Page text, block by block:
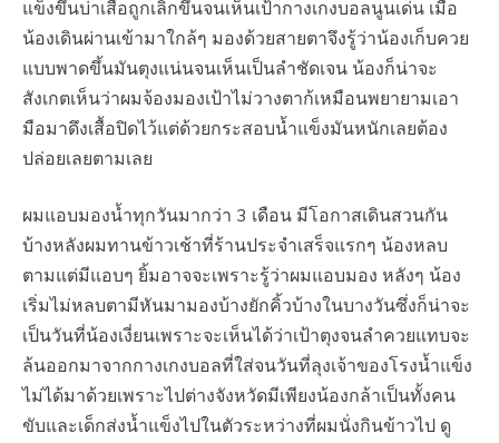
แข็งขึ้นบ่าเสื้อถูกเลิกขึ้นจนเห็นเป้ากางเกงบอลนูนเด่น เมื่อ
น้องเดินผ่านเข้ามาใกล้ๆ มองด้วยสายตาจึงรู้ว่าน้องเก็บควย
แบบพาดขึ้นมันตุงแน่นจนเห็นเป็นลำชัดเจน น้องก็น่าจะ
สังเกตเห็นว่าผมจ้องมองเป้าไม่วางตาก้เหมือนพยายามเอา
มือมาดึงเสื้อปิดไว้แต่ด้วยกระสอบน้ำแข็งมันหนักเลยต้อง
ปล่อยเลยตามเลย
ผมแอบมองน้ำทุกวันมากว่า 3 เดือน มีโอกาสเดินสวนกัน
บ้างหลังผมทานข้าวเช้าที่ร้านประจำเสร็จแรกๆ น้องหลบ
ตามแต่มีแอบๆ ยิ้มอาจจะเพราะรู้ว่าผมแอบมอง หลังๆ น้อง
เริ่มไม่หลบตามีหันมามองบ้างยักคิ้วบ้างในบางวันซึ่งก็น่าจะ
เป็นวันที่น้องเงี่ยนเพราะจะเห็นได้ว่าเป้าตุงจนลำควยแทบจะ
ล้นออกมาจากกางเกงบอลที่ใส่จนวันที่ลุงเจ้าของโรงน้ำแข็ง
ไม่ได้มาด้วยเพราะไปต่างจังหวัดมีเพียงน้องกล้าเป็นทั้งคน
ขับและเด็กส่งน้ำแข็งไปในตัวระหว่างที่ผมนั่งกินข้าวไป ดู